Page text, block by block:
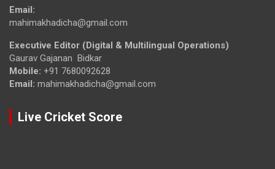
Email:
mahimakhadicha@gmail.com
Executive Editor (Digital & Multilingual Operations)
Gaurav Gajanan Bidkar
Mobile: +91 7680092628
Email: mahimakhadicha@gmail.com
Live Cricket Score